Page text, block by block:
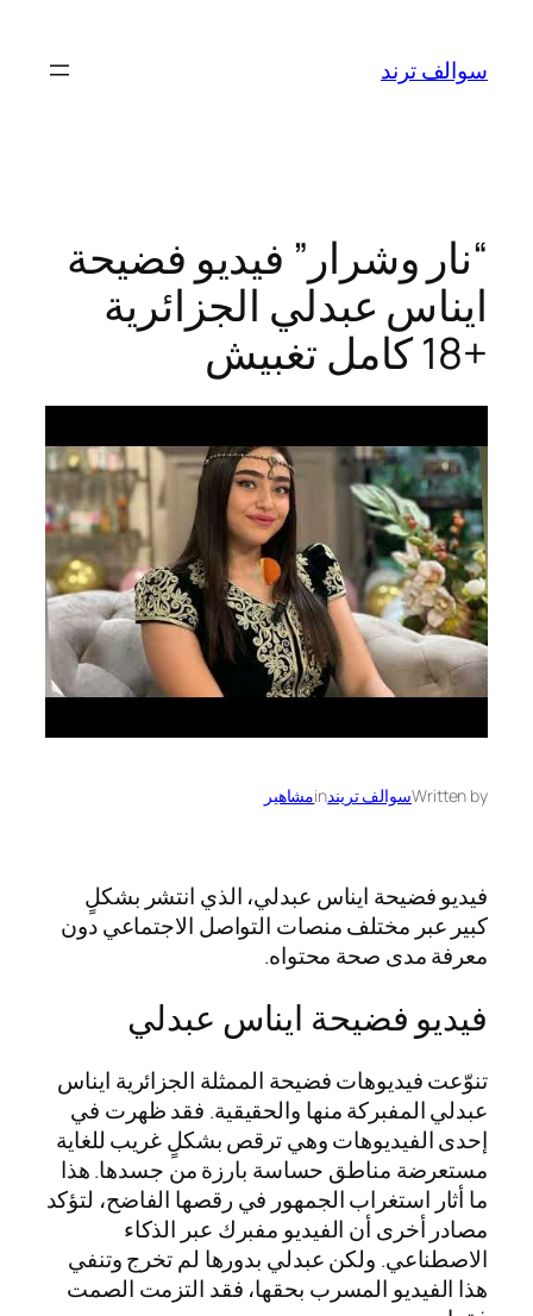
المحتوى
سوالف ترند
“نار وشرار” فيديو فضيحة
ايناس عبدلي الجزائرية
+18 كامل تغبيش
Written byسوالف تريندinمشاهير
فيديو فضيحة ايناس عبدلي، الذي انتشر بشكلٍ
كبير عبر مختلف منصات التواصل الاجتماعي دون
معرفة مدى صحة محتواه.
فيديو فضيحة ايناس عبدلي
تنوّعت فيديوهات فضيحة الممثلة الجزائرية ايناس
عبدلي المفبركة منها والحقيقية. فقد ظهرت في
إحدى الفيديوهات وهي ترقص بشكلٍ غريب للغاية
مستعرضة مناطق حساسة بارزة من جسدها. هذا
ما أثار استغراب الجمهور في رقصها الفاضح، لتؤكد
مصادر أخرى أن الفيديو مفبرك عبر الذكاء
الاصطناعي. ولكن عبدلي بدورها لم تخرج وتنفي
هذا الفيديو المسرب بحقها، فقد التزمت الصمت